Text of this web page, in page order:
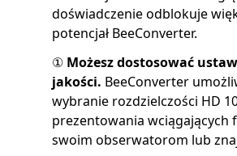
doświadczenie odblokuje
potencjał BeeConverter.
① Możesz dostosować
jakości. BeeConverter
wybranie rozdzielczości HD
prezentowania wciągających
swoim obserwatorom lub